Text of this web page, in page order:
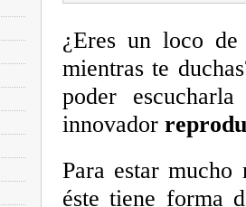
¿Eres un loco
mientras te
poder
innovador
Para estar
éste tiene forma